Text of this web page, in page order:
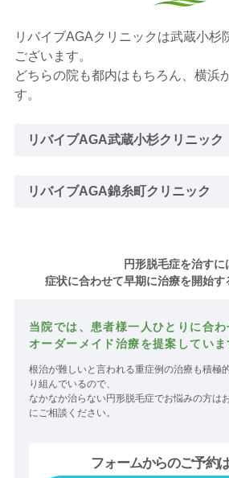
リバイブAGAクリニックは武蔵小杉
ございます。
どちらの院も都内はもちろん、横浜
す。
リバイブAGA武蔵小杉クリニック
リバイブAGA錦糸町クリニック
円形脱毛症を治すに
症状に合わせて早期に治療を開始す
当院では、患者様一人ひとりに合わ
オーダーメイド治療を提案していま
根治が難しいと言われる重症例の治療も積極
り組んでいるので、
なかなか治らない円形脱毛症でお悩みの方は
にご相談ください。
フォームからのご予約